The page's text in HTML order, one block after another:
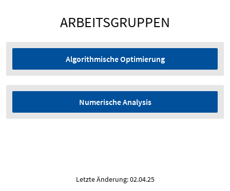
ARBEITSGRUPPEN
Algorithmische Optimierung
Numerische Analysis
Letzte Änderung: 02.04.25